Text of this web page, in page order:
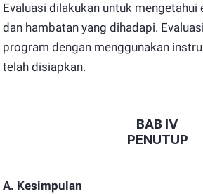
Evaluasi dilakukan untuk
dan hambatan yang dihadapi.
program dengan menggunakan
telah disiapkan.
BAB IV
PENUTUP
A. Kesimpulan